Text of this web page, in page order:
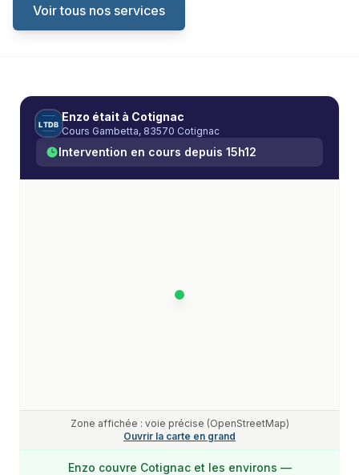
Voir tous nos services
LTDB
Enzo était à Cotignac
Cours Gambetta, 83570 Cotignac
Intervention en cours depuis 15h12
Zone affichée : voie précise (OpenStreetMap)
Ouvrir la carte en grand
Enzo couvre Cotignacet les environs —